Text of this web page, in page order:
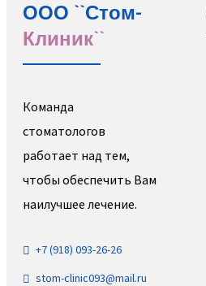
ООО ``Стом-
Клиник``
Команда
стоматологов
работает над тем,
чтобы обеспечить Вам
наилучшее лечение.
+7 (918) 093-26-26
stom-clinic093@mail.ru